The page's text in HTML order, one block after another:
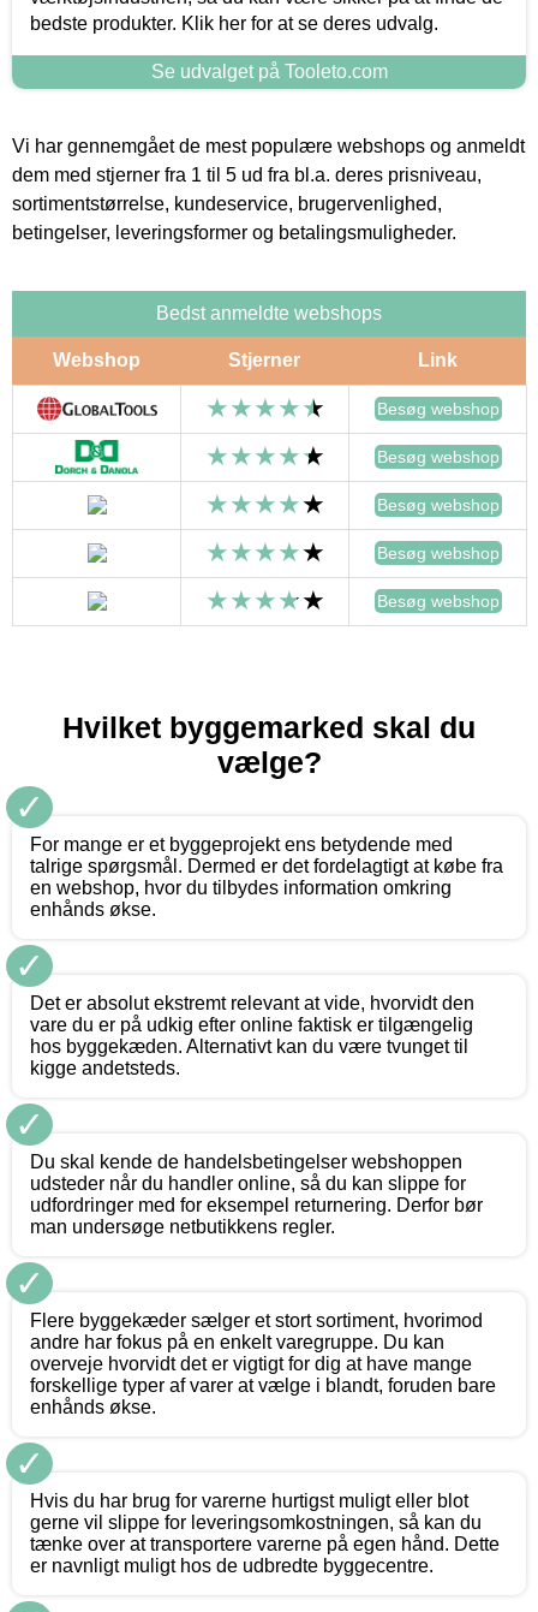
bedste produkter. Klik her for at se deres udvalg.
Se udvalget på Tooleto.com
Vi har gennemgået de mest populære webshops og anmeldt
dem med stjerner fra 1 til 5 ud fra bl.a. deres prisniveau,
sortimentstørrelse, kundeservice, brugervenlighed,
betingelser, leveringsformer og betalingsmuligheder.
Bedst anmeldte webshops
Webshop Stjerner Link
Besøg webshop
Besøg webshop
Besøg webshop
Besøg webshop
Besøg webshop
Hvilket byggemarked skal du
vælge?
✓
For mange er et byggeprojekt ens betydende med
talrige spørgsmål. Dermed er det fordelagtigt at købe fra
en webshop, hvor du tilbydes information omkring
enhånds økse.
✓
Det er absolut ekstremt relevant at vide, hvorvidt den
vare du er på udkig efter online faktisk er tilgængelig
hos byggekæden. Alternativt kan du være tvunget til
kigge andetsteds.
✓
Du skal kende de handelsbetingelser webshoppen
udsteder når du handler online, så du kan slippe for
udfordringer med for eksempel returnering. Derfor bør
man undersøge netbutikkens regler.
✓
Flere byggekæder sælger et stort sortiment, hvorimod
andre har fokus på en enkelt varegruppe. Du kan
overveje hvorvidt det er vigtigt for dig at have mange
forskellige typer af varer at vælge i blandt, foruden bare
enhånds økse.
✓
Hvis du har brug for varerne hurtigst muligt eller blot
gerne vil slippe for leveringsomkostningen, så kan du
tænke over at transportere varerne på egen hånd. Dette
er navnligt muligt hos de udbredte byggecentre.